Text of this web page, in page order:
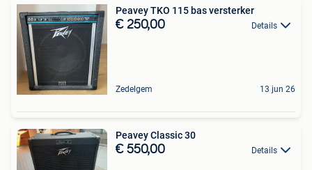
Peavey TKO 115 bas versterker
€ 250,00 Details
Zedelgem 13 jun 26
Peavey Classic 30
€ 550,00 Details